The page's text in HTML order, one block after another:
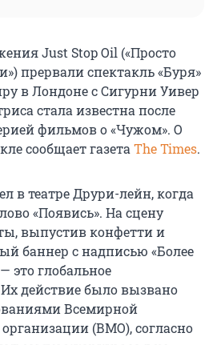
Just Stop Oil («Просто
прервали спектакль «Буря»
в Лондоне с Сигурни Уивер
стала известна после
фильмов о «Чужом». О
сообщает газета The Times.
в театре Друри-лейн, когда
«Появись». На сцену
выпустив конфетти и
баннер с надписью «Более
это глобальное
действие было вызвано
Всемирной
(ВМО), согласно